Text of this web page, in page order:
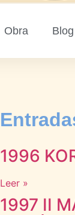
Obra Blog
1996
Leer »
1997 II